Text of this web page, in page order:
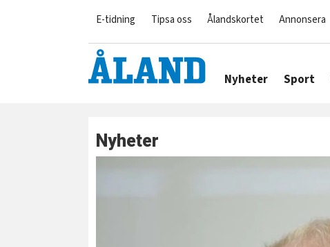
E-tidning Tipsa oss Ålandskortet Annonsera
Nyheter Sport
Nyheter